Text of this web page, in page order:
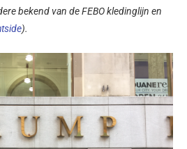
bekend van de FEBO kledinglijn en
).